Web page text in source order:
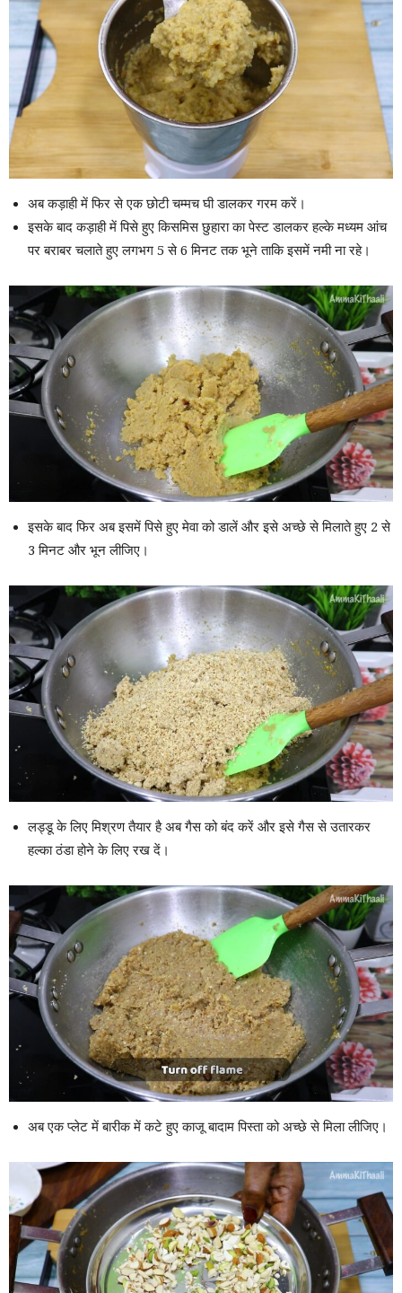
अब कड़ाही में फिर से एक छोटी चम्मच घी डालकर गरम करें।
इसके बाद कड़ाही में पिसे हुए किसमिस छुहारा का पेस्ट डालकर हल्के मध्यम आंच
पर बराबर चलाते हुए लगभग 5 से 6 मिनट तक भूने ताकि इसमें नमी ना रहे।
इसके बाद फिर अब इसमें पिसे हुए मेवा को डालें और इसे अच्छे से मिलाते हुए 2 से
3 मिनट और भून लीजिए।
लड्डू के लिए मिश्रण तैयार है अब गैस को बंद करें और इसे गैस से उतारकर
हल्का ठंडा होने के लिए रख दें।
अब एक प्लेट में बारीक में कटे हुए काजू बादाम पिस्ता को अच्छे से मिला लीजिए।